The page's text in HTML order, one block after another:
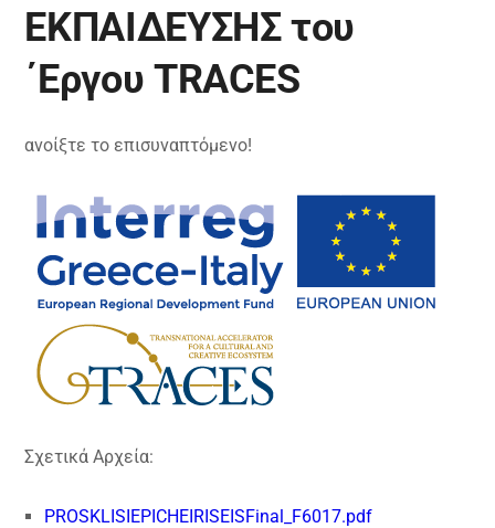
ΕΚΠΑΙΔΕΥΣΗΣ του
΄Εργου TRACES
ανοίξτε το επισυναπτόμενο!
Σχετικά Αρχεία:
PROSKLISIEPICHEIRISEISFinal_F6017.pdf